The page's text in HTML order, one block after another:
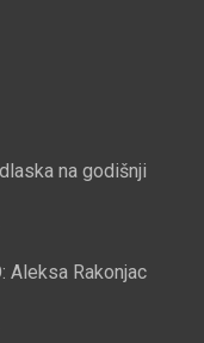
na godišnji
Aleksa Rakonjac